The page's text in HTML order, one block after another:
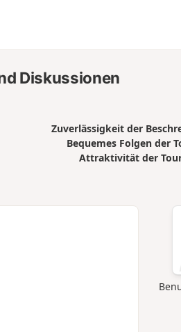
Diskussionen
Zuverlässigkeit der
Bequemes Folgen der
Attraktivität der